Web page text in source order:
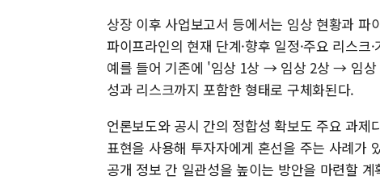
상장 이후 사업보고서 등에서는 임상 현황과
파이프라인의 현재 단계·향후 일정·주요 리스
예를 들어 기존에 '임상 1상 → 임상 2상 → 임상
성과 리스크까지 포함한 형태로 구체화된다.
언론보도와 공시 간의 정합성 확보도 주요 과
표현을 사용해 투자자에게 혼선을 주는 사례가
공개 정보 간 일관성을 높이는 방안을 마련할 계